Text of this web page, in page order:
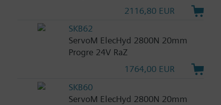
2116,80 EUR
SKB62
ServoM ElecHyd 2800N 20mm
Progre 24V RaZ
1764,00 EUR
SKB60
ServoM ElecHyd 2800N 20mm